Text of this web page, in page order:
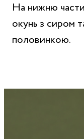
На нижню
окунь з сиром
половинкою.